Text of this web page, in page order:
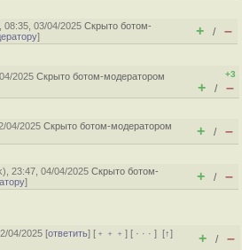
08:35, 03/04/2025Скрыто ботом-
] + / –
2025Скрыто ботом-модератором
+3
+ / –
04/2025Скрыто ботом-модератором
+ / –
), 23:47, 04/04/2025Скрыто ботом-
] + / –
04/2025 [ответить] [ ﹢﹢﹢] [ · · ·][↑]
+ / –